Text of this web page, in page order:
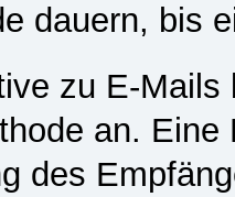
dauern, bis
zu E-
an.
des